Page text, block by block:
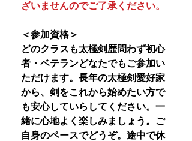
ざいませんのでご了承ください。
＜参加資格＞
どのクラスも太極剣歴問わず初心
者・ベテランどなたでもご参加い
ただけます。長年の太極剣愛好家
から、剣をこれから始めたい方で
も安心していらしてください。一
緒に心地よく楽しみましょう。ご
自身のペースでどうぞ。途中で休